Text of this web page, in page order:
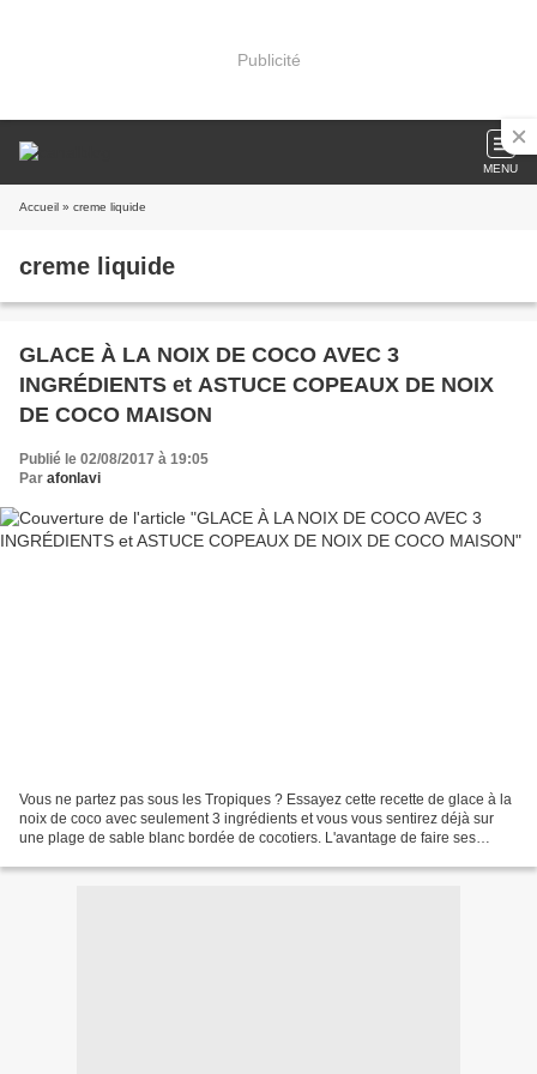
Publicité
MENU
Accueil » creme liquide
creme liquide
GLACE À LA NOIX DE COCO AVEC 3
INGRÉDIENTS et ASTUCE COPEAUX DE NOIX
DE COCO MAISON
Publié le 02/08/2017 à 19:05
Par afonlavi
Vous ne partez pas sous les Tropiques ? Essayez cette recette de glace à la
noix de coco avec seulement 3 ingrédients et vous vous sentirez déjà sur
une plage de sable blanc bordée de cocotiers. L'avantage de faire ses